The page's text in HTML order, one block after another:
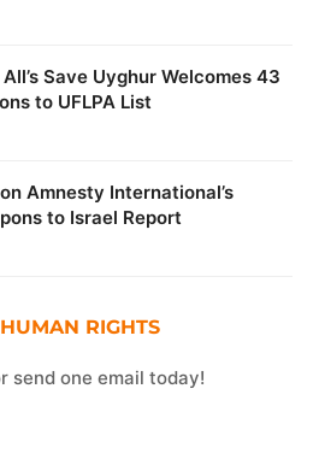
Save Uyghur Welcomes 43
to UFLPA List
Amnesty International’s
to Israel Report
RIGHTS
send one email today!